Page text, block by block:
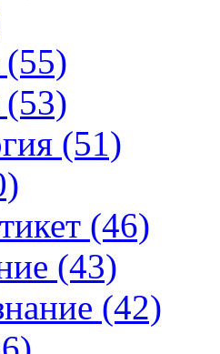
(55)
(53)
(51)
(46)
(43)
(42)